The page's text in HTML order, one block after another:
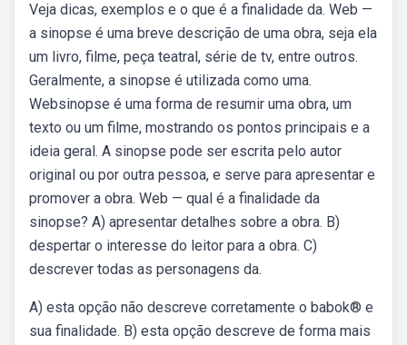
Veja dicas, exemplos e o que é a finalidade da. Web —
a sinopse é uma breve descrição de uma obra, seja ela
um livro, filme, peça teatral, série de tv, entre outros.
Geralmente, a sinopse é utilizada como uma.
Websinopse é uma forma de resumir uma obra, um
texto ou um filme, mostrando os pontos principais e a
ideia geral. A sinopse pode ser escrita pelo autor
original ou por outra pessoa, e serve para apresentar e
promover a obra. Web — qual é a finalidade da
sinopse? A) apresentar detalhes sobre a obra. B)
despertar o interesse do leitor para a obra. C)
descrever todas as personagens da.
A) esta opção não descreve corretamente o babok® e
sua finalidade. B) esta opção descreve de forma mais